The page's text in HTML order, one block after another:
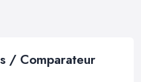
/ Comparateur